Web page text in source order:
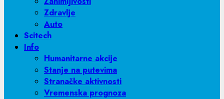
Zdravlje
Auto
Scitech
Info
Humanitarne akcije
Stanje na putevima
Stranačke aktivnosti
Vremenska prognoza